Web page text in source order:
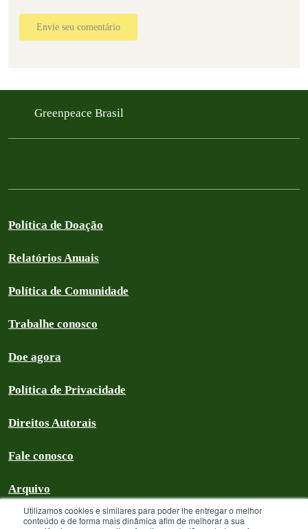
Utilizamos cookies e similares para poder lhe entregar o melhor
conteúdo e de forma mais dinâmica afim de melhorar a sua
Envie seu comentário
Greenpeace Brasil
Política de Doação
Relatórios Anuais
Política de Comunidade
Trabalhe conosco
Doe agora
Política de Privacidade
Direitos Autorais
Fale conosco
Arquivo